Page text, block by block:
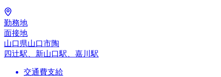
勤務地
面接地
山口県山口市陶
四辻駅、新山口駅、嘉川駅
交通費支給